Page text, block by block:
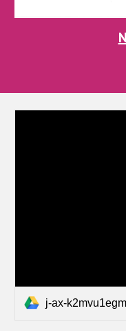
j-ax-